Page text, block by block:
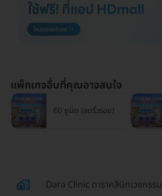
แพ็กเกจอื่นที่คุณอาจสนใจ
60 ยูนิต (ลดริ้วรอย)
Dara Clinic ดาราคลินิกเวชกรรม